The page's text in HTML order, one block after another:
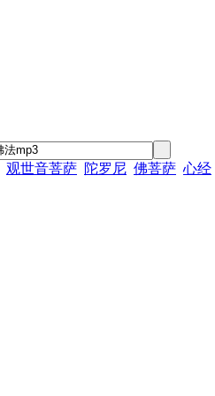
观世音菩萨 陀罗尼 佛菩萨 心经